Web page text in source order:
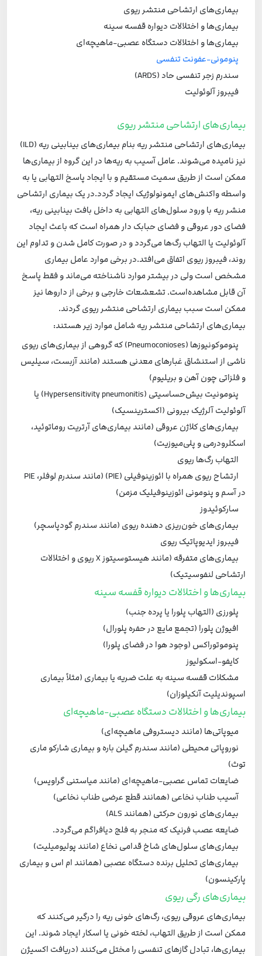
بیماری‌های ارتشاحی منتشر ریوی
بیماری‌ها و اختلالات دیواره قفسه سینه
بیماری‌ها و اختلالات دستگاه عصبی-ماهیچه‌ای
پنومونی-عفونت تنفسی
سندرم زجر تنفسی حاد (ARDS)
فیبروز آلوئولیت
بیماری‌های ارتشاحی منتشر ریوی
بیماری‌های ارتشاحی منتشر ریه بنام بیماری‌های بینابینی ریه (ILD)
نیز نامیده می‌شوند. عامل آسیب به ریه‌ها در این گروه از بیماری‌ها
ممکن است از طریق سمیت مستقیم و با ایجاد پاسخ التهابی یا به
واسطه واکنش‌های ایمونولوژیک ایجاد گردد.در یک بیماری ارتشاحی
منشر ریه با ورود سلول‌های التهابی به داخل بافت بینابینی ریه،
فضای دور عروقی و فضای حبابک دار همراه است که باعث ایجاد
آلوئولیت یا التهاب رگ‌ها می‌گردد و در صورت کامل شدن و تداوم این
روند، فیبروز ریوی اتفاق می‌افتد.در برخی موارد عامل بیماری
مشخص است ولی در بیشتر موارد ناشناخته می‌ماند و فقط پاسخ
آن قابل مشاهده‌است. تشعشعات خارجی و برخی از داروها نیز
ممکن است سبب بیماری ارتشاحی منتشر ریوی گردند.
بیماری‌های ارتشاحی منتشر ریه شامل موارد زیر هستند:
پنوموکونیوزها (Pneumoconioses) که گروهی از بیماری‌های ریوی
ناشی از استنشاق غبارهای معدنی هستند (مانند آزبست، سیلیس
و فلزاتی چون آهن و بریلیوم)
پنومونیت بیش‌حساسیتی (Hypersensitivity pneumonitis) یا
آلوئولیت آلرژیک بیرونی (اکسترینسیک)
بیماری‌های کلاژن عروقی (مانند بیماری‌های آرتریت روماتوئید،
اسکلرودرمی و پلی‌میوزیت)
التهاب رگ‌ها ریوی
ارتشاح ریوی همراه با ائوزینوفیلی (PIE) (مانند سندرم لوفلر، PIE
در آسم و پنومونی ائوزینوفیلیک مزمن)
سارکوئیدوز
بیماری‌های خون‌ریزی دهنده ریوی (مانند سندرم گودپاسچر)
فیبروز ایدیوپاتیک ریوی
بیماری‌های متفرقه (مانند هیستوسیتوز X ریوی و اختلالات
ارتشاحی لنفوسیتیک)
بیماری‌ها و اختلالات دیواره قفسه سینه
پلورزی (التهاب پلورا یا پرده جنب)
افیوژن پلورا (تجمع مایع در حفره پلورال)
پنوموتوراکس (وجود هوا در فضای پلورا)
کایفو-اسکولیوز
مشکلات قفسه سینه به علت ضریه یا بیماری (مثلاً بیماری
اسپوندیلیت آنکیلوزان)
بیماری‌ها و اختلالات دستگاه عصبی-ماهیچه‌ای
میوپاتی‌ها (مانند دیستروفی ماهیچه‌ای)
نوروپاتی محیطی (مانند سندرم گیلن باره و بیماری شارکو ماری
توث)
ضایعات تماس عصبی-ماهیچه‌ای (مانند میاستنی گراویس)
آسیب طناب نخاعی (همانند قطع عرضی طناب نخاعی)
بیماری‌های نورون حرکتی (همانند ALS)
ضایعه عصب فرنیک که منجر به فلج دیافراگم می‌گردد.
بیماری‌های سلول‌های شاخ قدامی نخاع (مانند پولیومیلیت)
بیماری‌های تحلیل برنده دستگاه عصبی (همانند ام اس و بیماری
پارکینسون)
بیماری‌های رگی ریوی
بیماری‌های عروقی ریوی، رگ‌های خونی ریه را درگیر می‌کنند که
ممکن است از طریق التهاب، لخته خونی یا اسکار ایجاد شوند. این
بیماری‌ها، تبادل گازهای تنفسی را مختل می‌کنند (دریافت اکسیژن